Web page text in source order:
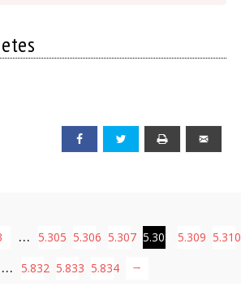
Facebook Twitter
… 5.305 5.306 5.307 5.308 5.309 5.310
… 5.832 5.833 5.834 →